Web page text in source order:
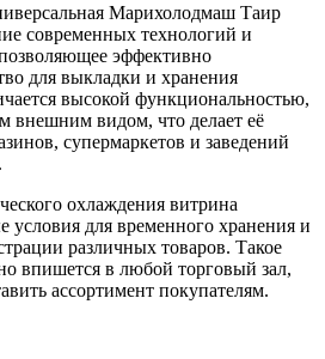
Марихолодмаш Таир
современных технологий и
эффективно
для выкладки и хранения
высокой функциональностью,
внешним видом, что делает её
супермаркетов и заведений
охлаждения витрина
условия для временного хранения и
различных товаров. Такое
впишется в любой торговый зал,
ассортимент покупателям.